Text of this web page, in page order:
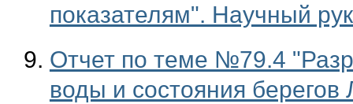
показателям". Научный
Отчет по теме №79.4
воды и состояния